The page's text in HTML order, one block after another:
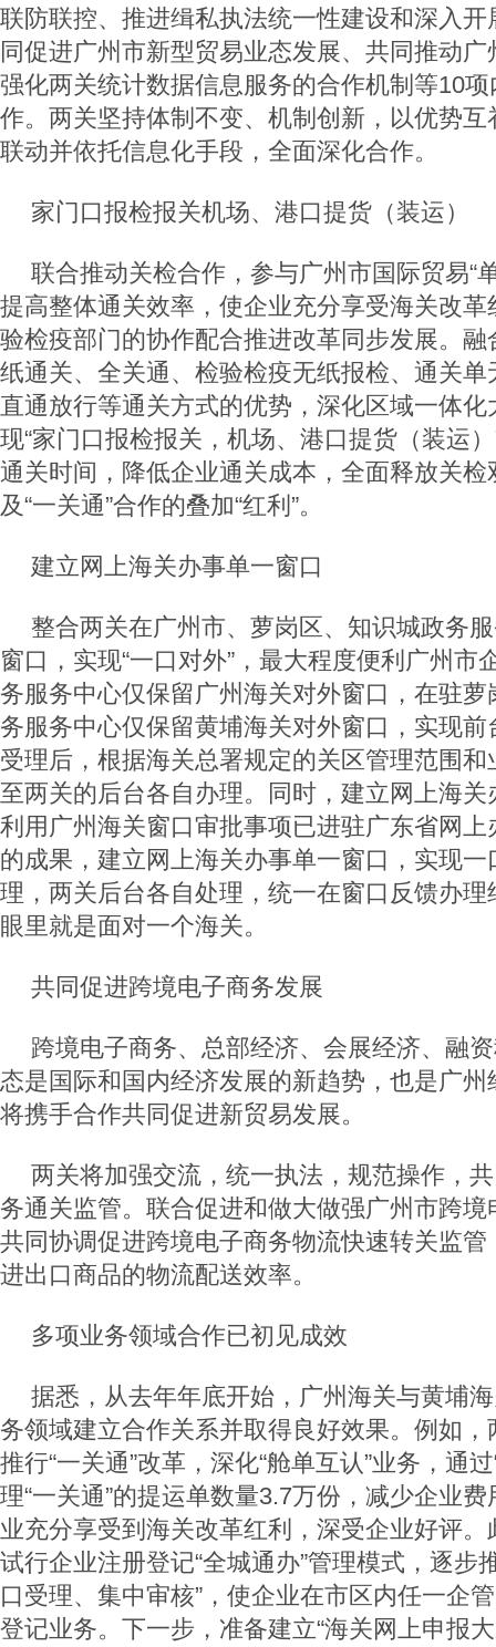
联防联控、推进缉私执法统一性建设和深入
同促进广州市新型贸易业态发展、共同推动广
强化两关统计数据信息服务的合作机制等10项
作。两关坚持体制不变、机制创新，以优势
联动并依托信息化手段，全面深化合作。
家门口报检报关机场、港口提货（装运）
联合推动关检合作，参与广州市国际贸易“
提高整体通关效率，使企业充分享受海关改
验检疫部门的协作配合推进改革同步发展。
纸通关、全关通、检验检疫无纸报检、通关
直通放行等通关方式的优势，深化区域一体
现“家门口报检报关，机场、港口提货（装运
通关时间，降低企业通关成本，全面释放关
及“一关通”合作的叠加“红利”。
建立网上海关办事单一窗口
整合两关在广州市、萝岗区、知识城政务
窗口，实现“一口对外”，最大程度便利广州市
务服务中心仅保留广州海关对外窗口，在驻
务服务中心仅保留黄埔海关对外窗口，实现前
受理后，根据海关总署规定的关区管理范围
至两关的后台各自办理。同时，建立网上海
利用广州海关窗口审批事项已进驻广东省网
的成果，建立网上海关办事单一窗口，实现
理，两关后台各自处理，统一在窗口反馈办
眼里就是面对一个海关。
共同促进跨境电子商务发展
跨境电子商务、总部经济、会展经济、融
态是国际和国内经济发展的新趋势，也是广
将携手合作共同促进新贸易发展。
两关将加强交流，统一执法，规范操作，
务通关监管。联合促进和做大做强广州市跨
共同协调促进跨境电子商务物流快速转关监
进出口商品的物流配送效率。
多项业务领域合作已初见成效
据悉，从去年年底开始，广州海关与黄埔
务领域建立合作关系并取得良好效果。例如
推行“一关通”改革，深化“舱单互认”业务，通
理“一关通”的提运单数量3.7万份，减少企业
业充分享受到海关改革红利，深受企业好评
试行企业注册登记“全城通办”管理模式，逐步
口受理、集中审核”， 使企业在市区内任一企
登记业务。下一步，准备建立“海关网上申报